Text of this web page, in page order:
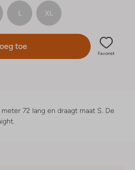
L XL
toe
Favoriet
72 lang en draagt maat S. De